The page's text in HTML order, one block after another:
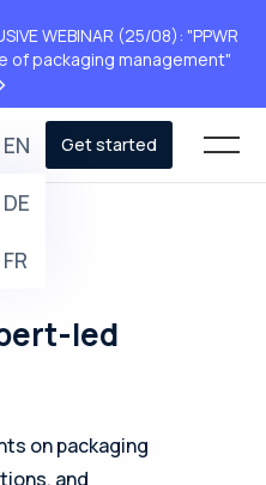
WEBINAR (25/08): "PPWR
of packaging management"
EN
DE
FR
Get started
led
on packaging
and